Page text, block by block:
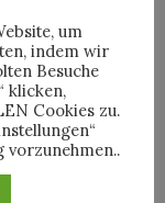
um
indem wir
Besuche
klicken,
Cookies zu.
vorzunehmen..